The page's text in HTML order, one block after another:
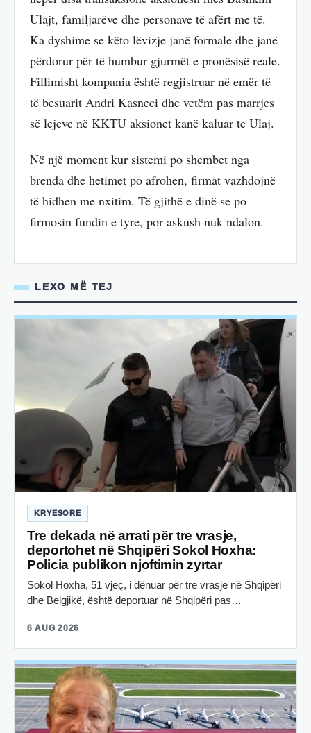
Ulajt, familjarëve dhe personave të afërt me të.
Ka dyshime se këto lëvizje janë formale dhe janë
përdorur për të humbur gjurmët e pronësisë reale.
Fillimisht kompania është regjistruar në emër të
të besuarit Andri Kasneci dhe vetëm pas marrjes
së lejeve në KKTU aksionet kanë kaluar te Ulaj.
Në një moment kur sistemi po shembet nga
brenda dhe hetimet po afrohen, firmat vazhdojnë
të hidhen me nxitim. Të gjithë e dinë se po
firmosin fundin e tyre, por askush nuk ndalon.
LEXO MË TEJ
KRYESORE
Tre dekada në arrati për tre vrasje,
deportohet në Shqipëri Sokol Hoxha:
Policia publikon njoftimin zyrtar
Sokol Hoxha, 51 vjeç, i dënuar për tre vrasje në Shqipëri
dhe Belgjikë, është deportuar në Shqipëri pas…
6 AUG 2026